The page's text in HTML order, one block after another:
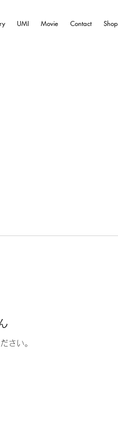
UMI Movie Contact Shop
さい。